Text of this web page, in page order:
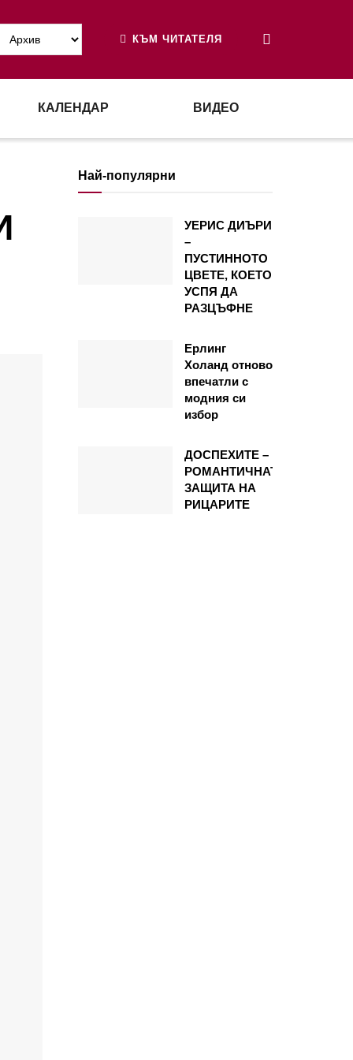
КЪМ ЧИТАТЕЛЯ
КАЛЕНДАР ВИДЕО
Най-популярни
УЕРИС ДИЪРИ
–
ПУСТИННОТО
ЦВЕТЕ, КОЕТО
УСПЯ ДА
РАЗЦЪФНЕ
Ерлинг
Холанд отново
впечатли с
модния си
избор
ДОСПЕХИТЕ –
РОМАНТИЧНАТА
ЗАЩИТА НА
РИЦАРИТЕ